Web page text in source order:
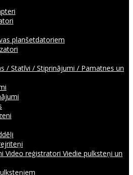
planšetdatoriem
/ Statīvi / Stiprinājumi / Pamatnes un
Video reģistratori Viedie pulksteņi un